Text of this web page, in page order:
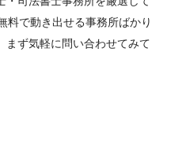
料で動き出せる事務所ばかり
まず気軽に問い合わせてみて